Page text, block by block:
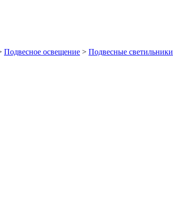
Подвесное освещение > Подвесные светильники